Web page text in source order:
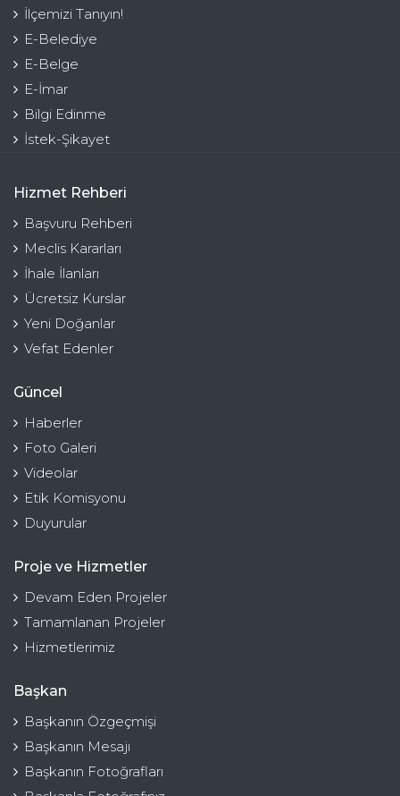
İlçemizi Tanıyın!
E-Belediye
E-Belge
E-İmar
Bilgi Edinme
İstek-Şikayet
Hizmet Rehberi
Başvuru Rehberi
Meclis Kararları
İhale İlanları
Ücretsiz Kurslar
Yeni Doğanlar
Vefat Edenler
Güncel
Haberler
Foto Galeri
Videolar
Etik Komisyonu
Duyurular
Proje ve Hizmetler
Devam Eden Projeler
Tamamlanan Projeler
Hizmetlerimiz
Başkan
Başkanın Özgeçmişi
Başkanın Mesajı
Başkanın Fotoğrafları